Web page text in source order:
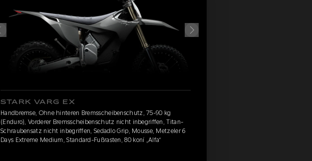
STARK VARG EX
Handbremse, Ohne hinteren Bremsscheibenschutz, 75-90 kg
(Enduro), Vorderer Bremsscheibenschutz nicht inbegriffen, Titan-
Schraubensatz nicht inbegriffen, Sedadlo Grip, Mousse, Metzeler 6
Days Extreme Medium, Standard-Fußrasten, 80 koní „Alfa“